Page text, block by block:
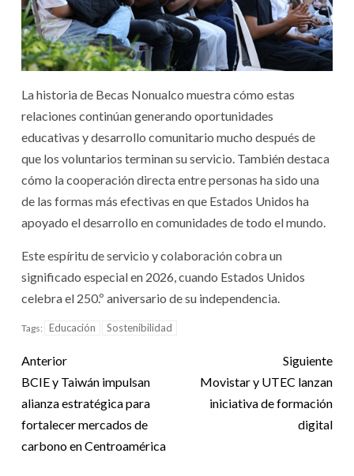
La historia de Becas Nonualco muestra cómo estas
relaciones continúan generando oportunidades
educativas y desarrollo comunitario mucho después de
que los voluntarios terminan su servicio. También destaca
cómo la cooperación directa entre personas ha sido una
de las formas más efectivas en que Estados Unidos ha
apoyado el desarrollo en comunidades de todo el mundo.
Este espíritu de servicio y colaboración cobra un
significado especial en 2026, cuando Estados Unidos
celebra el 250.º aniversario de su independencia.
Tags: Educación Sostenibilidad
Anterior
BCIE y Taiwán impulsan
alianza estratégica para
fortalecer mercados de
carbono en Centroamérica
Siguiente
Movistar y UTEC lanzan
iniciativa de formación
digital